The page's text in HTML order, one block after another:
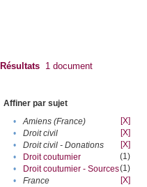
Résultats 1 document
Affiner par sujet
•
Amiens (France)
[X]
•
Droit civil
[X]
•
Droit civil - Donations
[X]
•
Droit coutumier
(1)
•
Droit coutumier - Sources(1)
•
France
[X]